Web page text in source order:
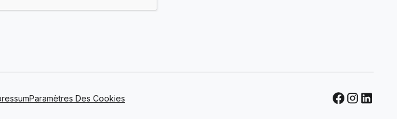
Paramètres Des Cookies